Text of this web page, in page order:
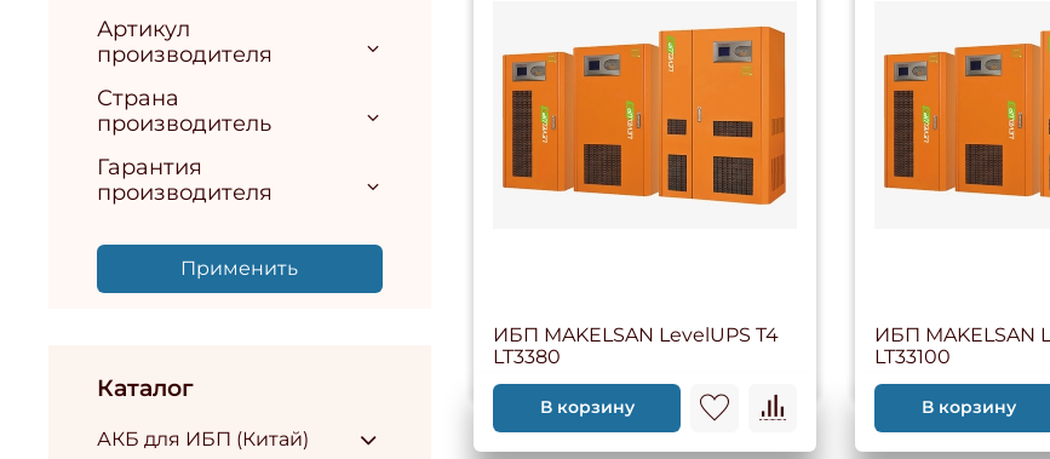
ИБП MAKELSAN LevelUPS T4
LT3380
В корзину
ИБП MAKELSAN
LT33100
В корзину
Артикул
производителя
Страна
производитель
Гарантия
производителя
Применить
Каталог
АКБ для ИБП (Китай)